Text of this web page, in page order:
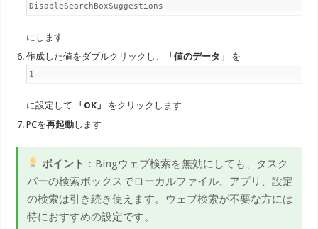
DisableSearchBoxSuggestions
にします
作成した値をダブルクリックし、
「値のデータ」 を
1
に設定して 「OK」
をクリックします
PCを再起動します
ポイント ：Bingウェブ検索を無効にしても、タスク
バーの検索ボックスでローカルファイル、アプリ、設定
の検索は引き続き使えます。ウェブ検索が不要な方には
特におすすめの設定です。